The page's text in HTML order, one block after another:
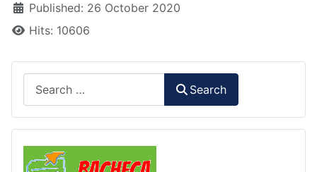
Published: 26 October 2020
Hits: 10606
Search